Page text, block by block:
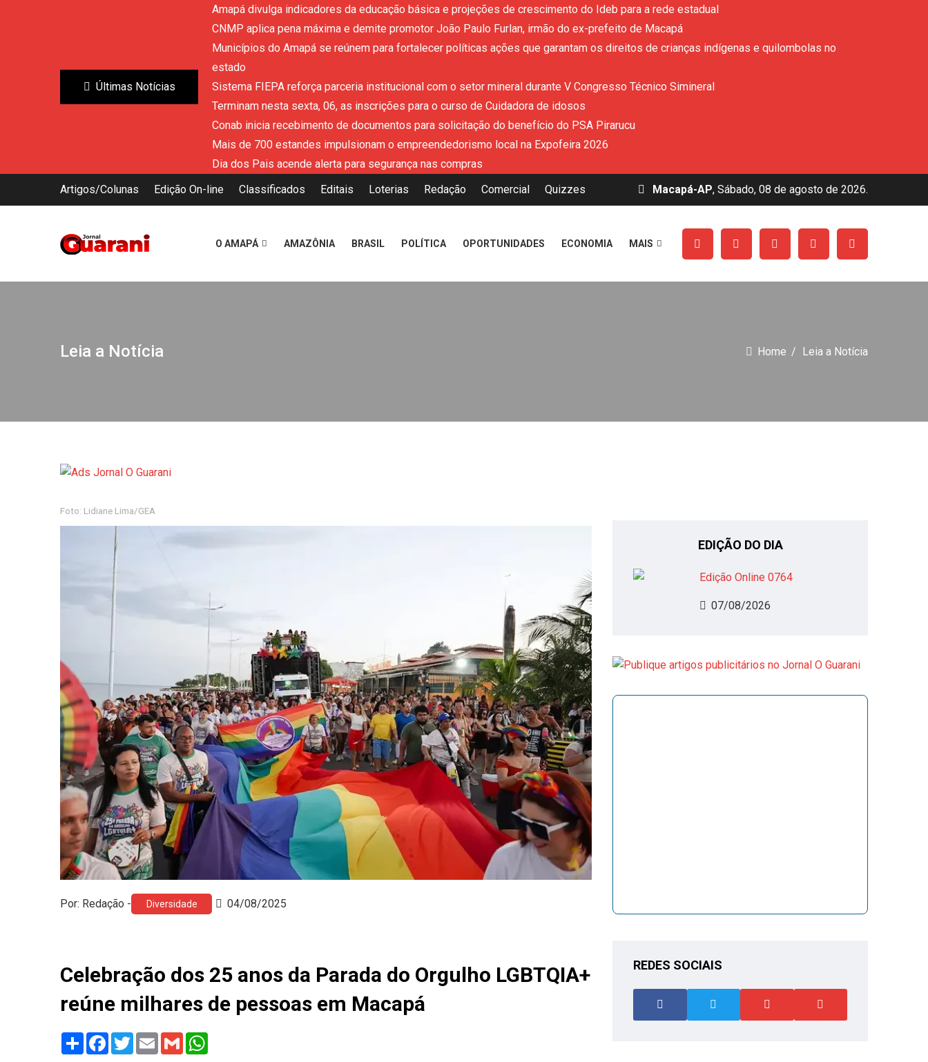
Últimas Notícias
Amapá divulga indicadores da educação básica e projeções de crescimento do Ideb para a rede estadual
CNMP aplica pena máxima e demite promotor João Paulo Furlan, irmão do ex-prefeito de Macapá
Municípios do Amapá se reúnem para fortalecer políticas ações que garantam os direitos de crianças indígenas e quilombolas no
estado
Sistema FIEPA reforça parceria institucional com o setor mineral durante V Congresso Técnico Simineral
Terminam nesta sexta, 06, as inscrições para o curso de Cuidadora de idosos
Conab inicia recebimento de documentos para solicitação do benefício do PSA Pirarucu
Mais de 700 estandes impulsionam o empreendedorismo local na Expofeira 2026
Dia dos Pais acende alerta para segurança nas compras
Artigos/Colunas
Edição On-line Classificados Editais Loterias Redação Comercial Quizzes Macapá-AP, Sábado, 08 de agosto de 2026.
O AMAPÁ AMAZÔNIA BRASIL POLÍTICA OPORTUNIDADES ECONOMIA MAIS
Leia a Notícia Home Leia a Notícia
Foto: Lidiane Lima/GEA
Por: Redação - Diversidade 04/08/2025
Celebração dos 25 anos da Parada do Orgulho LGBTQIA+
reúne milhares de pessoas em Macapá
Share Facebook
TwitterEmail Gmail
EDIÇÃO DO DIA
07/08/2026
REDES SOCIAIS